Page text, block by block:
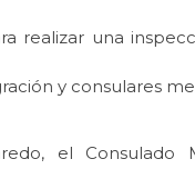
realizar una
y consulares
el Consulado